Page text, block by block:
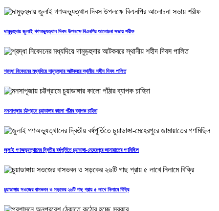
দামুড়হুদায় জুলাই গণঅভ্যুত্থান দিবস উপলক্ষে বিএনপির আলোচনা সভায় শরীফ
শ্রদ্ধা নিবেদনের মধ্যদিয়ে দামুড়হুদার আটকবরে স্থানীয় শহীদ দিবস পালিত
মনসাপূজায় চট্টগ্রামে চুয়াডাঙ্গার কালো পাঁঠার ব্যাপক চাহিদা
জুলাই গণঅভ্যুত্থানের দ্বিতীয় বর্ষপূর্তিতে চুয়াডাঙ্গা-মেহেরপুরে জামায়াতের গণমিছিল
চুয়াডাঙ্গায় সওজের বাসভবন ও সড়কের ২৬টি গাছ প্রায় ৫ লাখে নিলামে বিক্রি